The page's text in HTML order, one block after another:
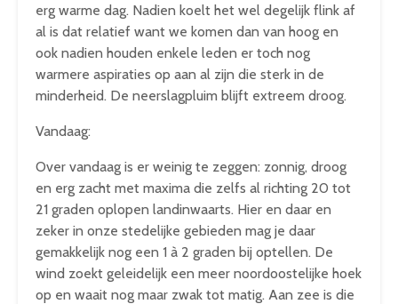
erg warme dag. Nadien koelt het wel degelijk flink af
al is dat relatief want we komen dan van hoog en
ook nadien houden enkele leden er toch nog
warmere aspiraties op aan al zijn die sterk in de
minderheid. De neerslagpluim blijft extreem droog.
Vandaag:
Over vandaag is er weinig te zeggen: zonnig, droog
en erg zacht met maxima die zelfs al richting 20 tot
21 graden oplopen landinwaarts. Hier en daar en
zeker in onze stedelijke gebieden mag je daar
gemakkelijk nog een 1 à 2 graden bij optellen. De
wind zoekt geleidelijk een meer noordoostelijke hoek
op en waait nog maar zwak tot matig. Aan zee is die